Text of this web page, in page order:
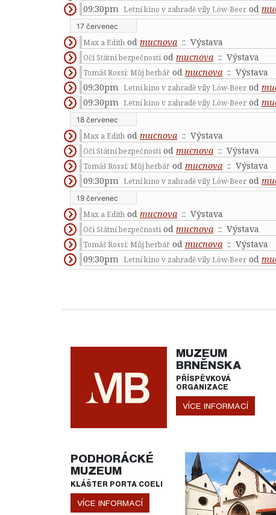
09:30pm Letní kino v zahradě vily Löw-Beer od
17 červenec
Max a Edith od mucnova :: Výstava
Oči Státní bezpečnosti od mucnova :: Výstava
Tomáš Rossí: Můj herbář od mucnova :: Výstava
09:30pm Letní kino v zahradě vily Löw-Beer od
09:30pm Letní kino v zahradě vily Löw-Beer od
18 červenec
Max a Edith od mucnova :: Výstava
Oči Státní bezpečnosti od mucnova :: Výstava
Tomáš Rossí: Můj herbář od mucnova :: Výstava
09:30pm Letní kino v zahradě vily Löw-Beer od
19 červenec
Max a Edith od mucnova :: Výstava
Oči Státní bezpečnosti od mucnova :: Výstava
Tomáš Rossí: Můj herbář od mucnova :: Výstava
09:30pm Letní kino v zahradě vily Löw-Beer od
MUZEUM
BRNĚNSKA
PŘÍSPĚVKOVÁ
ORGANIZACE
VÍCE INFORMACÍ
PODHORÁCKÉ
MUZEUM
KLÁŠTER PORTA COELI
VÍCE INFORMACÍ